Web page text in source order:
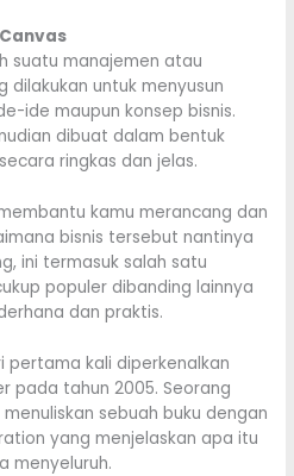
suatu manajemen atau
untuk menyusun
ide maupun konsep bisnis.
dibuat dalam bentuk
ringkas dan jelas.
kamu merancang dan
bisnis tersebut nantinya
ini termasuk salah satu
populer dibanding lainnya
dan praktis.
pertama kali diperkenalkan
pada tahun 2005. Seorang
sebuah buku dengan
yang menjelaskan apa itu
menyeluruh.